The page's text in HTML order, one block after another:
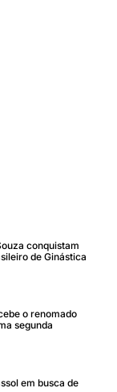
conquistam
de Ginástica
o renomado
segunda
em busca de